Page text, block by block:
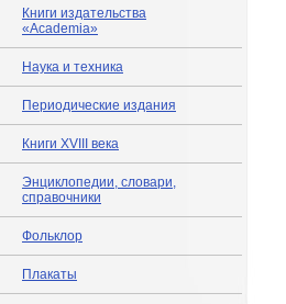
Книги издательства
«Academia»
Наука и техника
Периодические издания
Книги XVIII века
Энциклопедии, словари,
справочники
Фольклор
Плакаты